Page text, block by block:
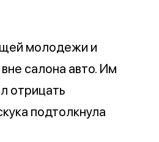
молодежи и
салона авто. Им
отрицать
подтолкнула